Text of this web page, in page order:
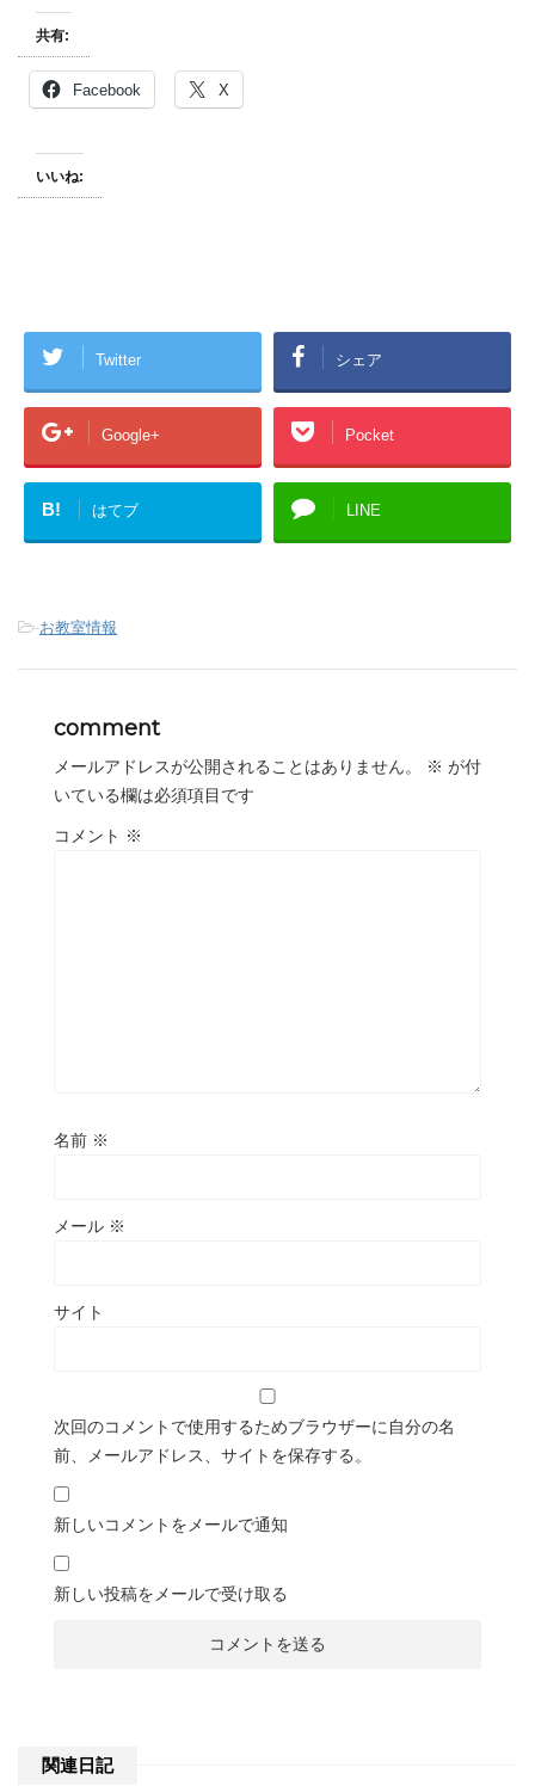
共有:
Facebook X
いいね:
Twitter シェア
Google+ Pocket
B! はてブ LINE
-お教室情報
comment
メールアドレスが公開されることはありません。 ※ が付
いている欄は必須項目です
コメント ※
名前 ※
メール ※
サイト
次回のコメントで使用するためブラウザーに自分の名
前、メールアドレス、サイトを保存する。
新しいコメントをメールで通知
新しい投稿をメールで受け取る
関連日記